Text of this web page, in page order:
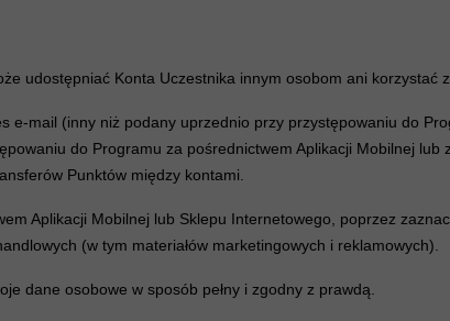
udostępniać Konta Uczestnika innym osobom ani korzystać
mail (inny niż podany uprzednio przy przystępowaniu do
do Programu za pośrednictwem Aplikacji Mobilnej
Punktów między kontami.
Aplikacji Mobilnej lub Sklepu Internetowego, poprzez
(w tym materiałów marketingowych i reklamowych).
dane osobowe w sposób pełny i zgodny z prawdą.